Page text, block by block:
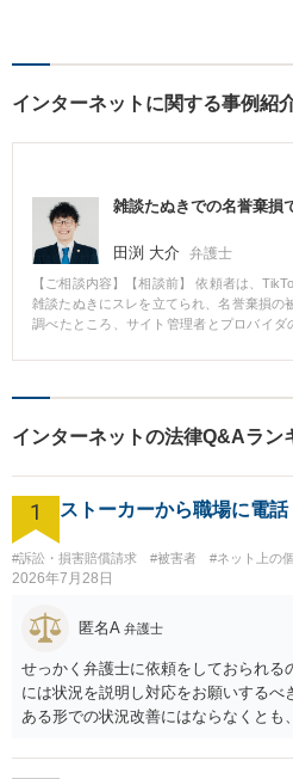
相続、インタ
インターネットに関する事例紹
雑談たぬきでの名誉棄損
田渕 大介 弁護士
【ご相談内容】【相談前】 依頼者は、
雑談たぬきにスレを立てられ、名誉棄損の
調べたところ、サイト管理者とプロバイ
イト管理者が真摯に対応してくれるサイ
た。 その後、特定できた投稿者に対して
た。 【先生のコメント】 発信者情報開示
必要・適切な対応が異なります。 当所では
ておりますので、お話をお聞きし、最適な
す。 さらに、IPアドレス・タイムスタン
め、キャリアに23条照会をかければ、より
ースもあります。 こちらも、サイトによ
インターネットの法律Q&Aラン
1 ストーカーから職場に電話
#訴訟・損害賠償請求 #被害者 #ネット上の
2026年7月28日
匿名A 弁護士
せっかく弁護士に依頼をしておられる
には状況を説明し対応をお願いするべ
ある形での状況改善にはならなくとも